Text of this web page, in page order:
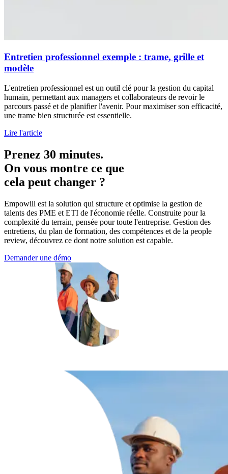
Entretien professionnel exemple : trame, grille et
modèle
L'entretien professionnel est un outil clé pour la gestion du capital
humain, permettant aux managers et collaborateurs de revoir le
parcours passé et de planifier l'avenir. Pour maximiser son efficacité,
une trame bien structurée est essentielle.
Lire l'article
Prenez 30 minutes.
On vous montre ce que
cela peut changer ?
Empowill est la solution qui structure et optimise la gestion de
talents des PME et ETI de l'économie réelle. Construite pour la
complexité du terrain, pensée pour toute l'entreprise. Gestion des
entretiens, du plan de formation, des compétences et de la people
review, découvrez ce dont notre solution est capable.
Demander une démo